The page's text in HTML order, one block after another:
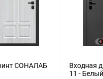
СОНАЛАБ
Входная
11 -